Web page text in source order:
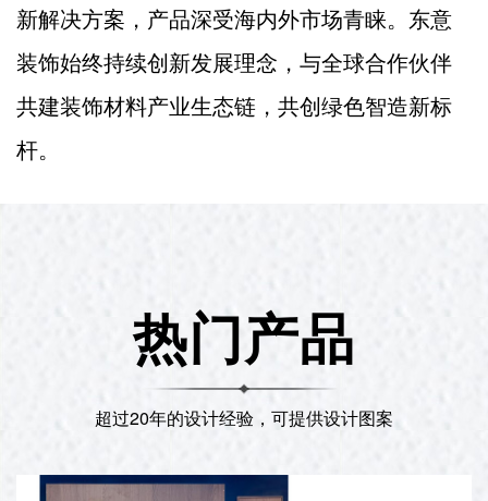
新解决方案，产品深受海内外市场青睐。东意
装饰始终持续创新发展理念，与全球合作伙伴
共建装饰材料产业生态链，共创绿色智造新标
杆。
热门产品
超过20年的设计经验，可提供设计图案